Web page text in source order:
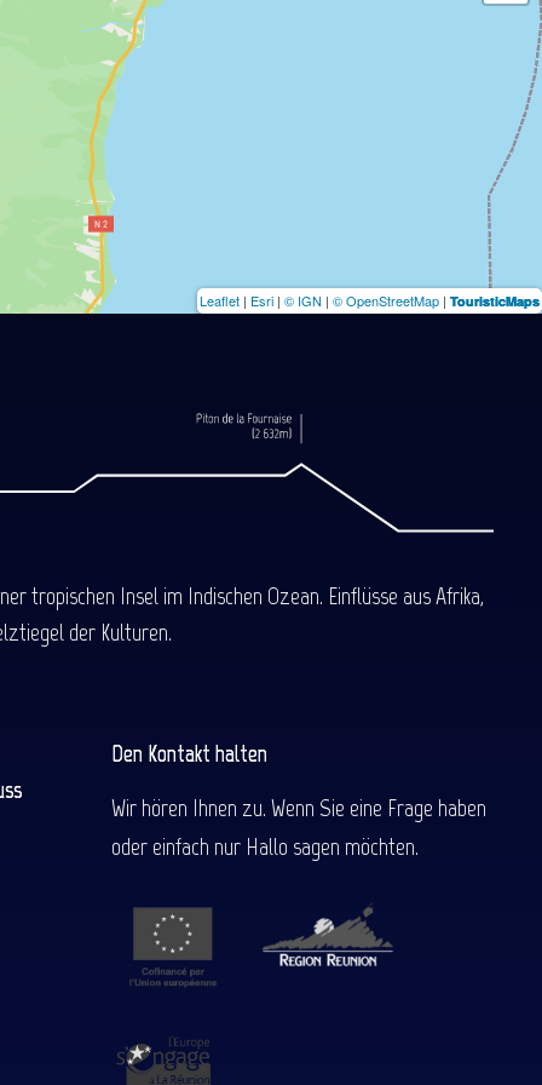
Leaflet | Esri | © IGN | © OpenStreetMap | TouristicMaps
tropischen Insel im Indischen Ozean. Einflüsse aus Afrika,
der Kulturen.
Den Kontakt halten
Wir hören Ihnen zu. Wenn Sie eine Frage haben
oder einfach nur Hallo sagen möchten.